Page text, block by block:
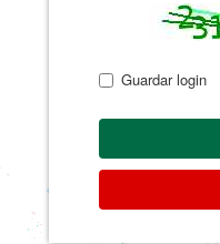
Guardar login